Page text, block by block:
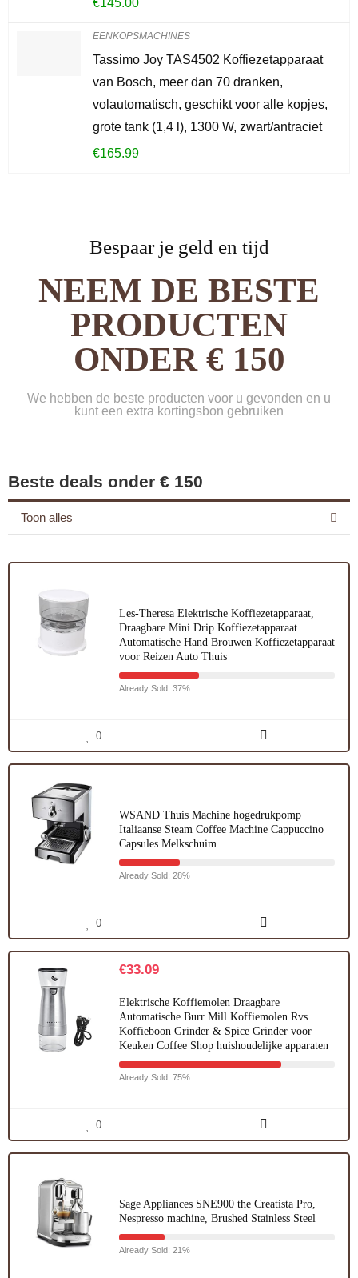
EENKOPSMACHINES
Tassimo Joy TAS4502 Koffiezetapparaat
van Bosch, meer dan 70 dranken,
volautomatisch, geschikt voor alle kopjes,
grote tank (1,4 l), 1300 W, zwart/antraciet
€165.99
Bespaar je geld en tijd
NEEM DE BESTE
PRODUCTEN
ONDER € 150
We hebben de beste producten voor u gevonden en u
kunt een extra kortingsbon gebruiken
Beste deals onder € 150
Toon alles
Les-Theresa Elektrische Koffiezetapparaat,
Draagbare Mini Drip Koffiezetapparaat
Automatische Hand Brouwen Koffiezetapparaat
voor Reizen Auto Thuis
Already Sold: 37%
0
WSAND Thuis Machine hogedrukpomp
Italiaanse Steam Coffee Machine Cappuccino
Capsules Melkschuim
Already Sold: 28%
0
€33.09
Elektrische Koffiemolen Draagbare
Automatische Burr Mill Koffiemolen Rvs
Koffieboon Grinder & Spice Grinder voor
Keuken Coffee Shop huishoudelijke apparaten
Already Sold: 75%
0
Sage Appliances SNE900 the Creatista Pro,
Nespresso machine, Brushed Stainless Steel
Already Sold: 21%